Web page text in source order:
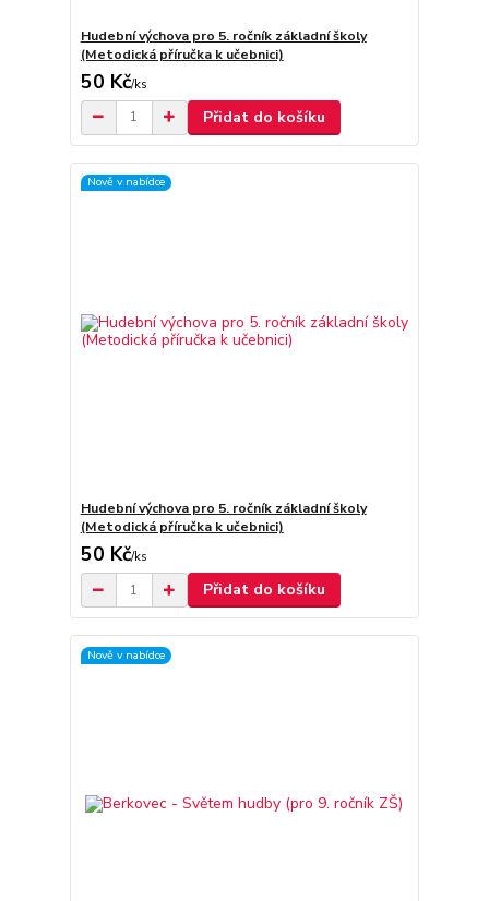
Hudební výchova pro 5. ročník základní školy
(Metodická příručka k učebnici)
50 Kč/ks
Přidat do košíku
Nově v nabídce
Hudební výchova pro 5. ročník základní školy
(Metodická příručka k učebnici)
50 Kč/ks
Přidat do košíku
Nově v nabídce